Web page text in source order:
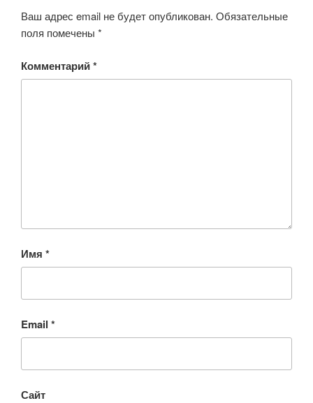
Ваш адрес email не будет опубликован. Обязательные
поля помечены *
Комментарий*
Имя *
Email *
Сайт